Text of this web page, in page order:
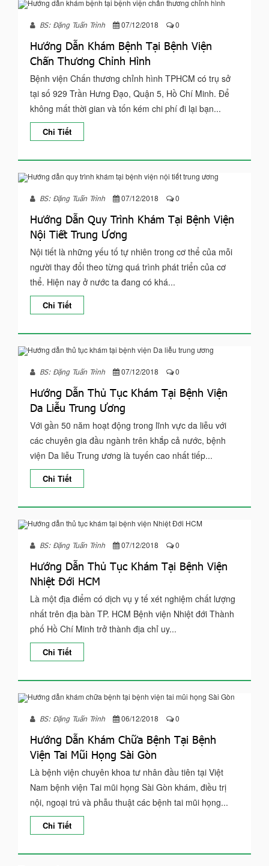
BS: Đặng Tuấn Trình 07/12/2018 0
Hướng Dẫn Khám Bệnh Tại Bệnh Viện
Chấn Thương Chỉnh Hình
Bệnh viện Chấn thương chỉnh hình TPHCM có trụ sở
tại số 929 Trần Hưng Đạo, Quận 5, Hồ Chí Minh. Để
không mất thời gian và tốn kém chi phí đi lại bạn...
Chi Tiết
BS: Đặng Tuấn Trình 07/12/2018 0
Hướng Dẫn Quy Trình Khám Tại Bệnh Viện
Nội Tiết Trung Ương
Nội tiết là những yếu tố tự nhiên trong cơ thể của mỗi
người thay đổi theo từng quá trình phát triển của cơ
thể. Hiện nay ở nước ta đang có khá...
Chi Tiết
BS: Đặng Tuấn Trình 07/12/2018 0
Hướng Dẫn Thủ Tục Khám Tại Bệnh Viện
Da Liễu Trung Ương
Với gần 50 năm hoạt động trong lĩnh vực da liễu với
các chuyên gia đầu ngành trên khắp cả nước, bệnh
viện Da liễu Trung ương là tuyến cao nhất tiếp...
Chi Tiết
BS: Đặng Tuấn Trình 07/12/2018 0
Hướng Dẫn Thủ Tục Khám Tại Bệnh Viện
Nhiệt Đới HCM
Là một địa điểm có dịch vụ y tế xét nghiệm chất lượng
nhất trên địa bàn TP. HCM Bệnh viện Nhiệt đới Thành
phố Hồ Chí Minh trở thành địa chỉ uy...
Chi Tiết
BS: Đặng Tuấn Trình 06/12/2018 0
Hướng Dẫn Khám Chữa Bệnh Tại Bệnh
Viện Tai Mũi Họng Sài Gòn
Là bệnh viện chuyên khoa tư nhân đầu tiên tại Việt
Nam bệnh viện Tai mũi họng Sài Gòn khám, điều trị
nội, ngoại trú và phẫu thuật các bệnh tai mũi họng...
Chi Tiết